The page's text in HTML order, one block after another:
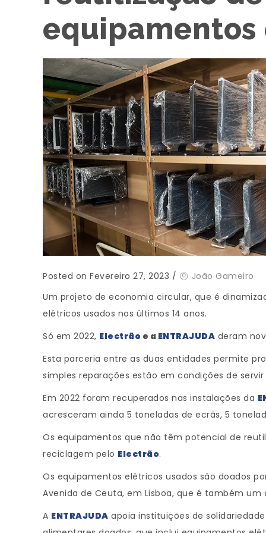
Posted on Fevereiro 27, 2023 /
João Gameiro
Um projeto de economia circular, que é
elétricos usados nos últimos 14 anos.
Só em 2022, Electrão e a ENTRAJUDA deram
Esta parceria entre as duas entidades permite
simples reparações estão em condições de
Em 2022 foram recuperados nas instalações da
acresceram ainda 5 toneladas de ecrãs, 5
Os equipamentos que não têm potencial de
reciclagem pelo Electrão.
Os equipamentos elétricos usados são doados
Avenida de Ceuta, em Lisboa, que é também
A ENTRAJUDA apoia instituições de